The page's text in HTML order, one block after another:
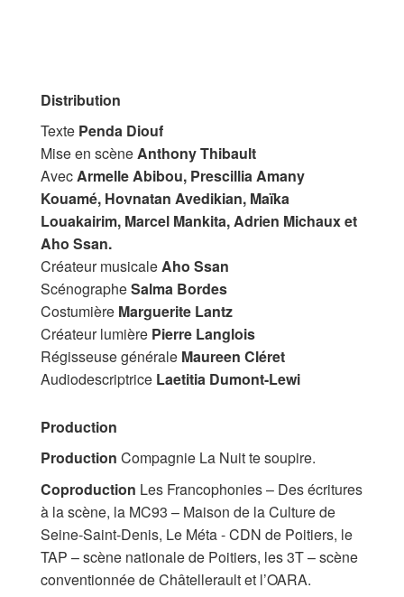
Distribution
Texte Penda Diouf
Mise en scèneAnthony Thibault
AvecArmelle Abibou, Prescillia Amany
Kouamé, Hovnatan Avedikian, Maïka
Louakairim, Marcel Mankita, Adrien Michaux et
Aho Ssan.
Créateur musicaleAho Ssan
ScénographeSalma Bordes
Costumière Marguerite Lantz
Créateur lumière Pierre Langlois
Régisseuse générale Maureen Cléret
Audiodescriptrice Laetitia Dumont-Lewi
Production
Production Compagnie La Nuit te soupire.
Coproduction Les Francophonies – Des écritures
à la scène, la MC93 – Maison de la Culture de
Seine-Saint-Denis, Le Méta - CDN de Poitiers, le
TAP – scène nationale de Poitiers, les 3T – scène
conventionnée de Châtellerault et l’OARA.